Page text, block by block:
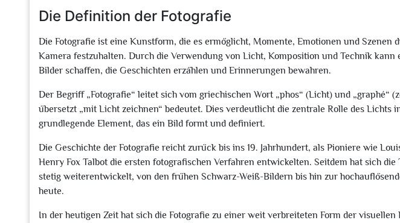
Die Definition der Fotografie
Die Fotografie ist eine Kunstform, die es ermöglicht, Momente, Emotionen und Szenen
Kamera festzuhalten. Durch die Verwendung von Licht, Komposition und Technik kann
Bilder schaffen, die Geschichten erzählen und Erinnerungen bewahren.
Der Begriff „Fotografie“ leitet sich vom griechischen Wort „phos“ (Licht) und „graphé“
übersetzt „mit Licht zeichnen“ bedeutet. Dies verdeutlicht die zentrale Rolle des Lichts
grundlegende Element, das ein Bild formt und definiert.
Die Geschichte der Fotografie reicht zurück bis ins 19. Jahrhundert, als Pioniere wie
Henry Fox Talbot die ersten fotografischen Verfahren entwickelten. Seitdem hat sich die
stetig weiterentwickelt, von den frühen Schwarz-Weiß-Bildern bis hin zur
heute.
In der heutigen Zeit hat sich die Fotografie zu einer weit verbreiteten Form der